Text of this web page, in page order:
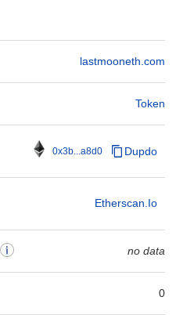
lastmooneth.com
Token
0x3b...a8d0 Dupdo
Etherscan.io
no data
0